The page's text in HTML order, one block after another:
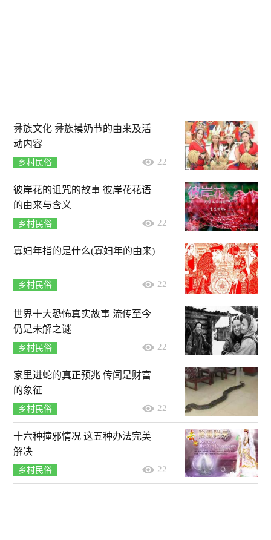
彝族文化 彝族摸奶节的由来及活
动内容
乡村民俗 22
彼岸花的诅咒的故事 彼岸花花语
的由来与含义
乡村民俗 22
寡妇年指的是什么(寡妇年的由来)
乡村民俗 22
世界十大恐怖真实故事 流传至今
仍是未解之谜
乡村民俗 22
家里进蛇的真正预兆 传闻是财富
的象征
乡村民俗 22
十六种撞邪情况 这五种办法完美
解决
乡村民俗 22